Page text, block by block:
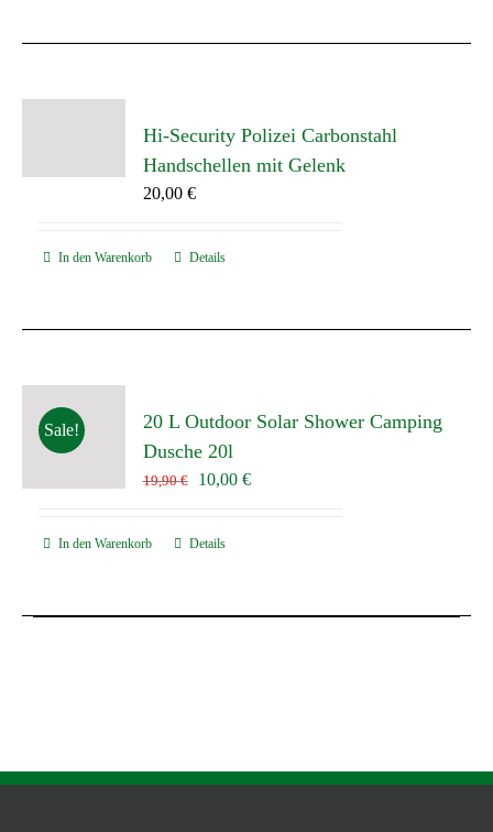
Hi-Security Polizei Carbonstahl
Handschellen mit Gelenk
20,00 €
In den Warenkorb Details
Sale!
20 L Outdoor Solar Shower Camping
Dusche 20l
19,90€
Ursprünglicher
10,00 €Aktueller
In den Warenkorb Details